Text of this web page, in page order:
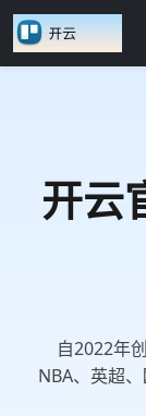
开云
自2022年
NBA、英超